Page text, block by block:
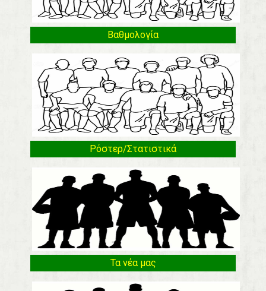
Βαθμολογία
Ρόστερ/Στατιστικά
Τα νέα μας